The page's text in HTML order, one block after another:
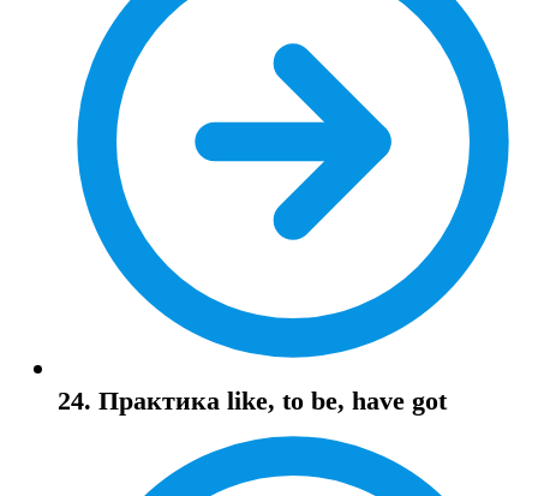
24. Практика like, to be, have got